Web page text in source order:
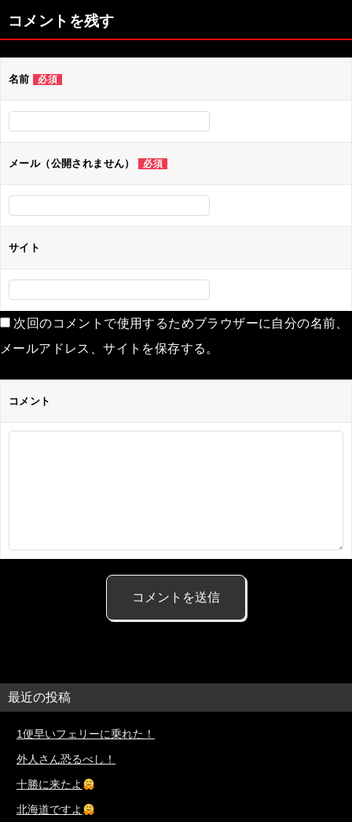
ビ
ゲ
ー
シ
ョ
ン
コメントを残す
名前 必須
メール（公開されません） 必須
サイト
次回のコメントで使用するためブラウザーに自分の名前、
メールアドレス、サイトを保存する。
コメント
最近の投稿
1便早いフェリーに乗れた！
外人さん恐るべし！
十勝に来たよ
北海道ですよ